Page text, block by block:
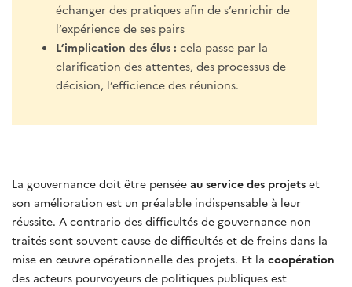
échanger des pratiques afin de s’enrichir de
l’expérience de ses pairs
L’implication des élus : cela passe par la
clarification des attentes, des processus de
décision, l’efficience des réunions.
La gouvernance doit être pensée au service des projets et
son amélioration est un préalable indispensable à leur
réussite. A contrario des difficultés de gouvernance non
traités sont souvent cause de difficultés et de freins dans la
mise en œuvre opérationnelle des projets. Et la coopération
des acteurs pourvoyeurs de politiques publiques est